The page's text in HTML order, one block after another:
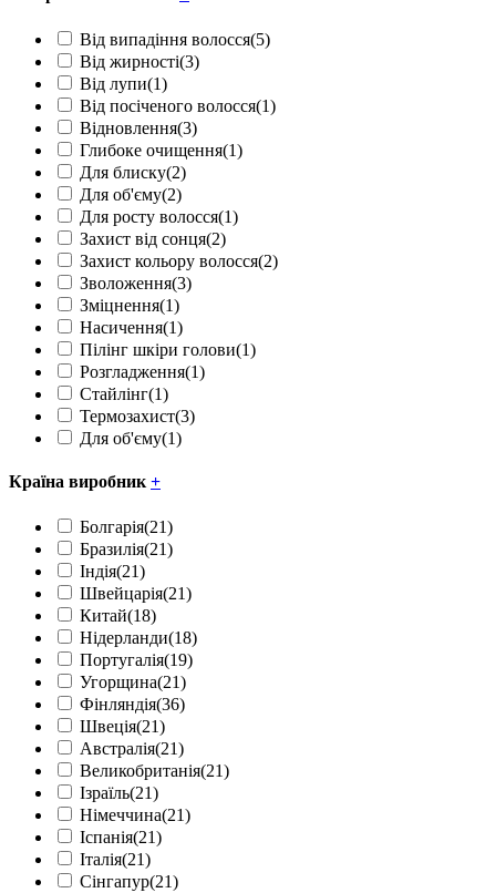
Від випадіння волосся(5)
Від жирності(3)
Від лупи(1)
Від посіченого волосся(1)
Відновлення(3)
Глибоке очищення(1)
Для блиску(2)
Для об'єму(2)
Для росту волосся(1)
Захист від сонця(2)
Захист кольору волосся(2)
Зволоження(3)
Зміцнення(1)
Насичення(1)
Пілінг шкіри голови(1)
Розгладження(1)
Стайлінг(1)
Термозахист(3)
Для об'єму(1)
Країна виробник +
Болгарія(21)
Бразилія(21)
Індія(21)
Швейцарія(21)
Китай(18)
Нідерланди(18)
Португалія(19)
Угорщина(21)
Фінляндія(36)
Швеція(21)
Австралія(21)
Великобританія(21)
Ізраїль(21)
Німеччина(21)
Іспанія(21)
Італія(21)
Сінгапур(21)